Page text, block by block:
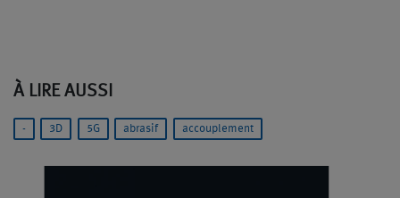
À LIRE AUSSI
- 3D 5G abrasif accouplement